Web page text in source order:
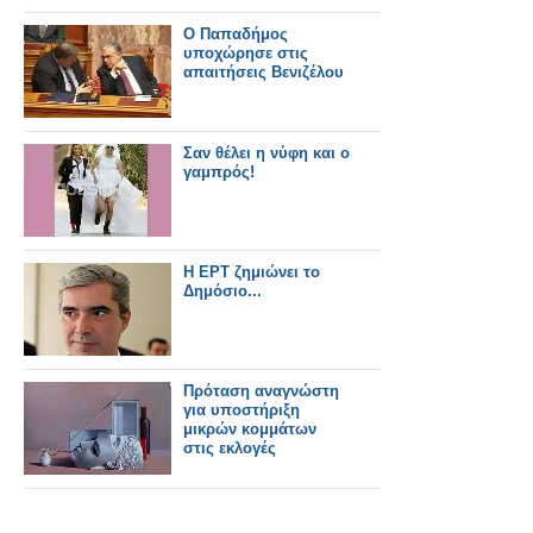
Ο Παπαδήμος
υποχώρησε στις
απαιτήσεις Βενιζέλου
Σαν θέλει η νύφη και ο
γαμπρός!
Η ΕΡΤ ζημιώνει το
Δημόσιο...
Πρόταση αναγνώστη
για υποστήριξη
μικρών κομμάτων
στις εκλογές